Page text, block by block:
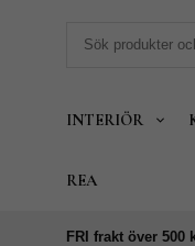
INTERIÖR
REA
FRI frakt över 500